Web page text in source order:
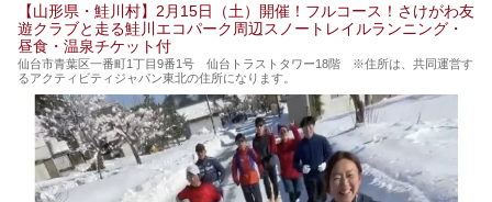
人気漫画「３月のライオン」の中でもこの人間将棋のシーン
が描かれ、「坊」こと二海堂氏の甲冑のあまりの似合いっぷ
りに、思わず吹き出してしまった読者もいることでしょう。
2017年は4月22日（土）・23日（日）に舞鶴山の頂上で行
われます。また、23日は「天童百面指し」が行われ、人間
将棋終了後、小学生以上の一般市民がプロ棋士と対局するこ
とができます。
天童市には温泉も多数あるので、桜と人間将棋を見た後はゆ
っくり温泉に浸かってはいかがでしょうか。
【山形県・鮭川村】2月15日（土）開催！フルコース！さけがわ友
遊クラブと走る鮭川エコパーク周辺スノートレイルランニング・
昼食・温泉チケット付
仙台市青葉区一番町1丁目9番1号 仙台トラストタワー18階 ※住所は、共同運営す
るアクティビティジャパン東北の住所になります。